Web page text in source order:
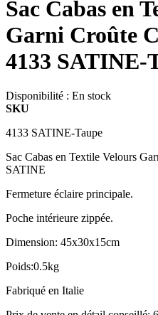
Sac Cabas en
Garni Croûte
4133 SATINE-
Disponibilité : En stock
SKU
4133 SATINE-Taupe
Sac Cabas en Textile Velours
SATINE
Fermeture éclaire principale.
Poche intérieure zippée.
Dimension: 45x30x15cm
Poids:0.5kg
Fabriqué en Italie